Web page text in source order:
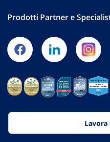
Prodotti Partner e